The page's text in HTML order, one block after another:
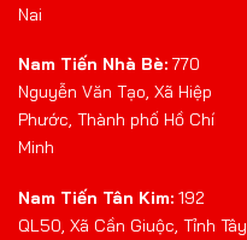
Nai
Nam Tiến Nhà Bè: 770
Nguyễn Văn Tạo, Xã Hiệp
Phước, Thành phố Hồ Chí
Minh
Nam Tiến Tân Kim: 192
QL50, Xã Cần Giuộc, Tỉnh Tây